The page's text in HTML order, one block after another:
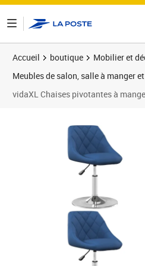
Accueil boutique
Mobilier et
Meubles de salon, salle à manger
vidaXL Chaises pivotantes à